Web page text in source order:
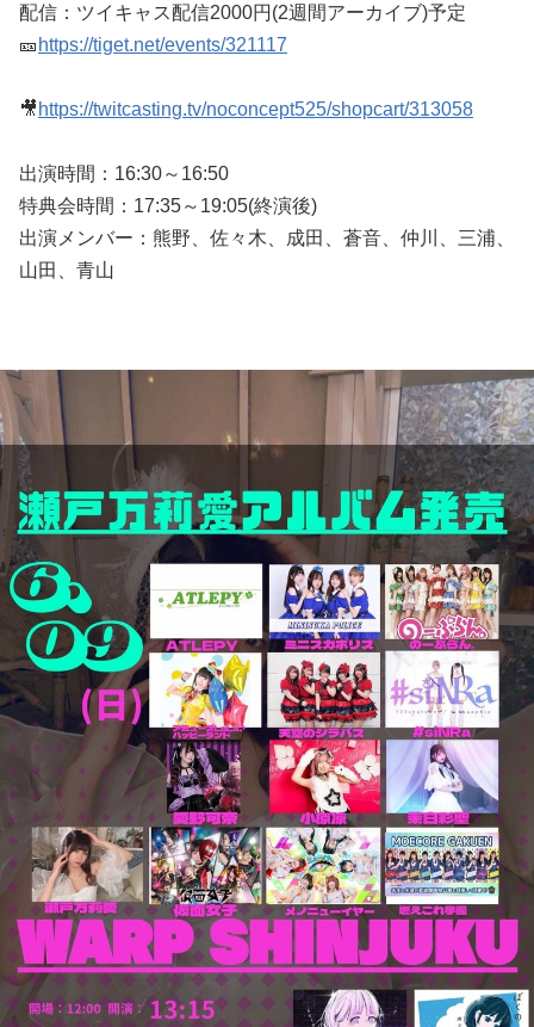
配信：ツイキャス配信2000円(2週間アーカイブ)予定
🎫 https://tiget.net/events/321117
🎥 https://twitcasting.tv/noconcept525/shopcart/313058
出演時間：16:30～16:50
特典会時間：17:35～19:05(終演後)
出演メンバー：熊野、佐々木、成田、蒼音、仲川、三浦、
山田、青山